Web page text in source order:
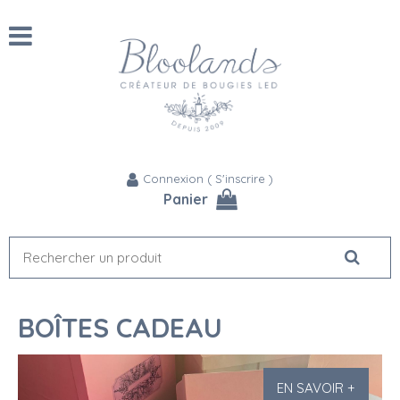
Connexion ( S'inscrire )
Panier
BOÎTES CADEAU
EN SAVOIR +